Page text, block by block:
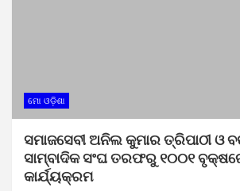
ମୋ ଓଡ଼ିଶା
ସମାଜସେବୀ ଅନିଲ କୁମାର ତ୍ରିପାଠୀ ଓ
ସାମ୍ବାଦିକ ସଂଘ ତରଫରୁ ୧୦୦୧
କାର୍ଯ୍ୟକ୍ରମ